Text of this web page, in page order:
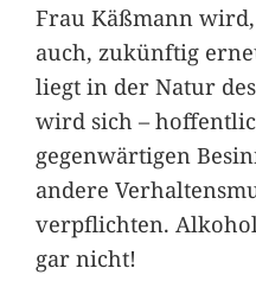
Frau Käßmann
auch, zukünftig
liegt in der Natur
wird sich –
gegenwärtigen
andere
verpflichten.
gar nicht!